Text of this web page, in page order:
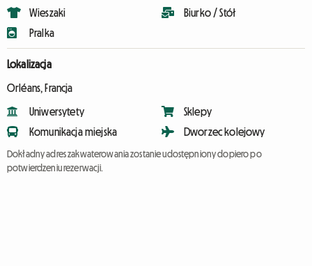
Wieszaki
Pralka
Biurko / Stół
Lokalizacja
Orléans, Francja
Uniwersytety
Komunikacja miejska
Sklepy
Dworzec kolejowy
Dokładny adres zakwaterowania zostanie udostępniony dopiero po
potwierdzeniu rezerwacji.